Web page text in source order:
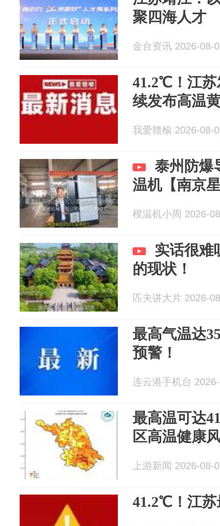
聚四海人才
金台资讯 2026-08-
41.2℃！江苏
续发布高温
我爱赣榆 2026-08-
泰州防爆
温机【南京
模温机小周 2026-
实话很难
的现状！
匹夫讲大片 2026-
最高气温达
预警！
连云港手机台
最高温可达
区高温健康
上游新闻 2026-08-
41.2℃！江